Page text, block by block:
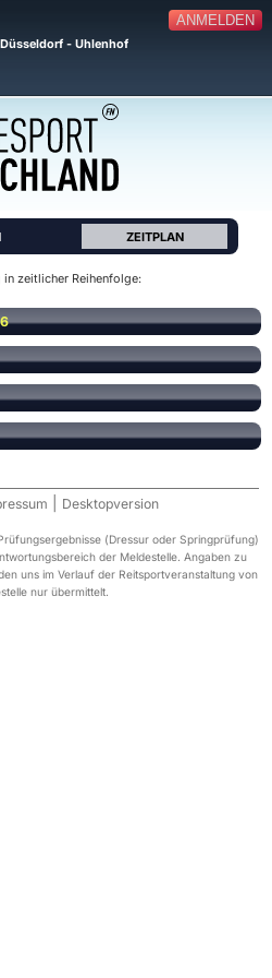
ANMELDEN
Düsseldorf - Uhlenhof
ZEITPLAN
in zeitlicher Reihenfolge:
Desktopversion
(Dressur oder Springprüfung)
der Meldestelle. Angaben zu
uns im Verlauf der Reitsportveranstaltung von
nur übermittelt.